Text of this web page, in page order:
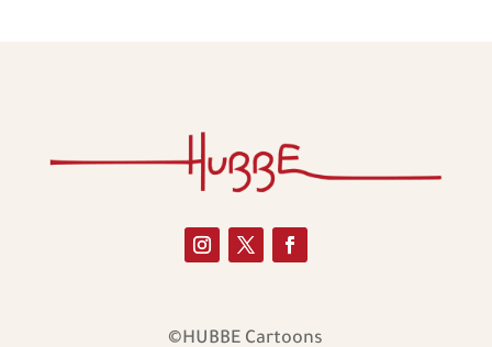
©HUBBE Cartoons